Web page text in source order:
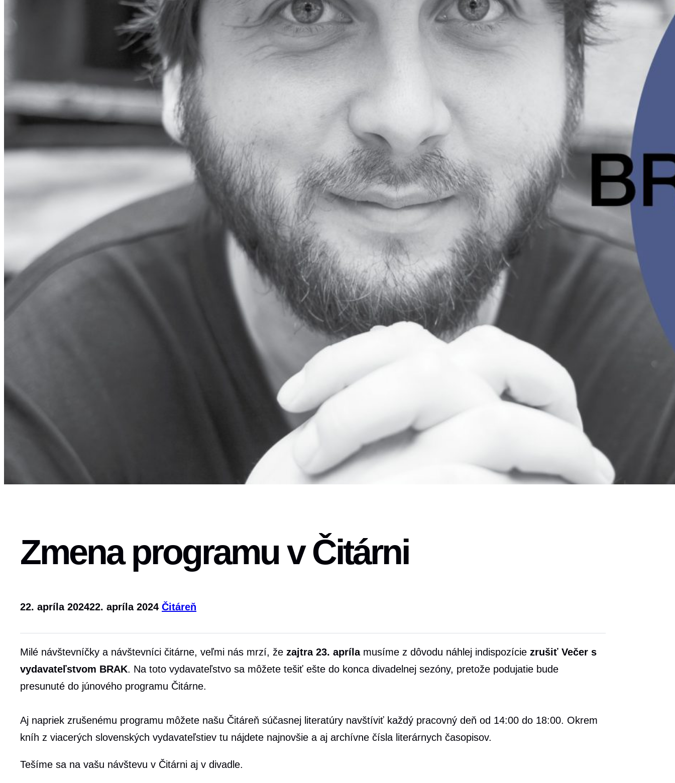
Zmena programu v Čitárni
22. apríla 202422. apríla 2024 Čitáreň
Milé návštevníčky a návštevníci čitárne, veľmi nás mrzí, že zajtra 23. aprílamusíme z dôvodu náhlej indispozície zrušiť Večer s
vydavateľstvom BRAK. Na toto vydavateľstvo sa môžete tešiť ešte do konca divadelnej sezóny, pretože podujatie bude
presunuté do júnového programu Čitárne.
Aj napriek zrušenému programu môžete našu Čitáreň súčasnej literatúry navštíviť každý pracovný deň od 14:00 do 18:00. Okrem
kníh z viacerých slovenských vydavateľstiev tu nájdete najnovšie a aj archívne čísla literárnych časopisov.
Tešíme sa na vašu návštevu v Čitárni aj v divadle.